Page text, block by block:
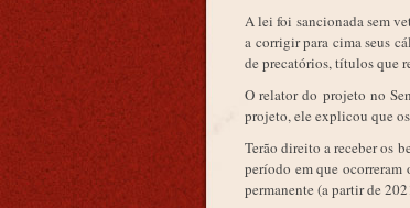
A lei foi sancionada sem
a corrigir para cima seus
de precatórios, títulos que
O relator do projeto no
projeto, ele explicou que os
Terão direito a receber os
período em que ocorreram
permanente (a partir de